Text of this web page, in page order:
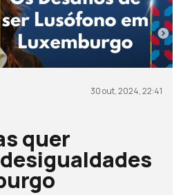
30 out, 2024, 22:41
quer